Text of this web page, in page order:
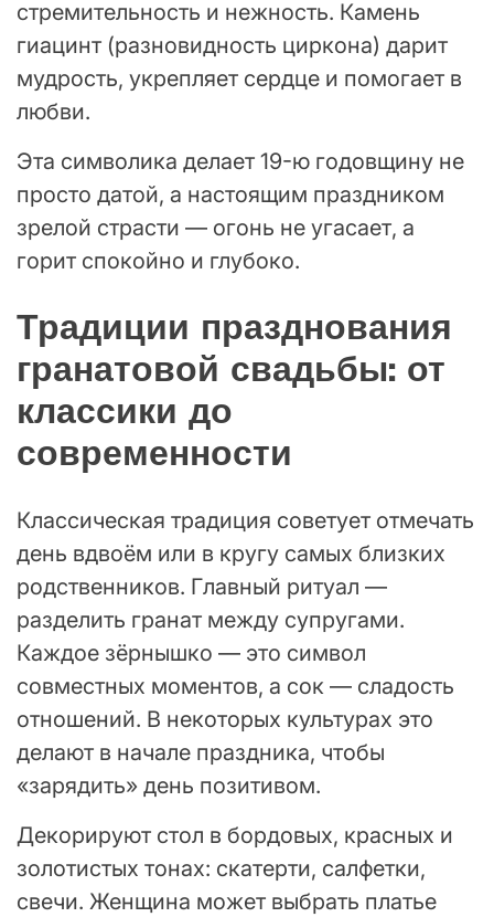
стремительность и нежность. Камень
гиацинт (разновидность циркона) дарит
мудрость, укрепляет сердце и помогает в
любви.
Эта символика делает 19-ю годовщину не
просто датой, а настоящим праздником
зрелой страсти — огонь не угасает, а
горит спокойно и глубоко.
Традиции празднования
гранатовой свадьбы: от
классики до
современности
Классическая традиция советует отмечать
день вдвоём или в кругу самых близких
родственников. Главный ритуал —
разделить гранат между супругами.
Каждое зёрнышко — это символ
совместных моментов, а сок — сладость
отношений. В некоторых культурах это
делают в начале праздника, чтобы
«зарядить» день позитивом.
Декорируют стол в бордовых, красных и
золотистых тонах: скатерти, салфетки,
свечи. Женщина может выбрать платье